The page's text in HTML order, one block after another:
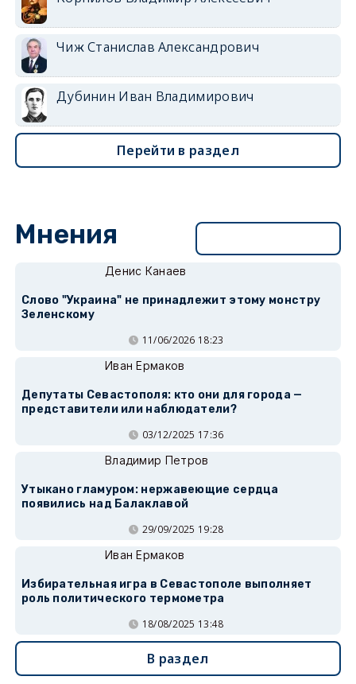
Чиж Станислав Александрович
Дубинин Иван Владимирович
Перейти в раздел
Мнения
Денис Канаев
Слово "Украина" не принадлежит этому монстру
Зеленскому
11/06/2026 18:23
Иван Ермаков
Депутаты Севастополя: кто они для города —
представители или наблюдатели?
03/12/2025 17:36
Владимир Петров
Утыкано гламуром: нержавеющие сердца
появились над Балаклавой
29/09/2025 19:28
Иван Ермаков
Избирательная игра в Севастополе выполняет
роль политического термометра
18/08/2025 13:48
В раздел